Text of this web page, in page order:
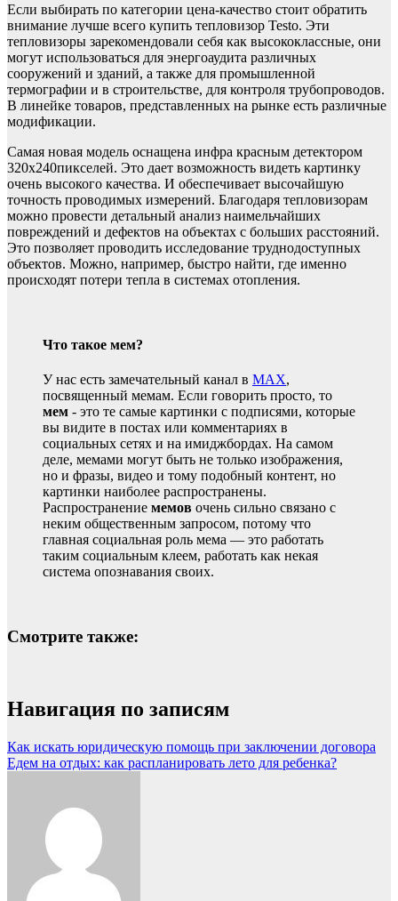
Если выбирать по категории цена-качество стоит обратить
внимание лучше всего купить тепловизор Testo. Эти
тепловизоры зарекомендовали себя как высококлассные, они
могут использоваться для энергоаудита различных
сооружений и зданий, а также для промышленной
термографии и в строительстве, для контроля трубопроводов.
В линейке товаров, представленных на рынке есть различные
модификации.
Самая новая модель оснащена инфра красным детектором
320х240пикселей. Это дает возможность видеть картинку
очень высокого качества. И обеспечивает высочайшую
точность проводимых измерений. Благодаря тепловизорам
можно провести детальный анализ наимельчайших
повреждений и дефектов на объектах с больших расстояний.
Это позволяет проводить исследование труднодоступных
объектов. Можно, например, быстро найти, где именно
происходят потери тепла в системах отопления.
Что такое мем?
У нас есть замечательный канал в MAX,
посвященный мемам. Если говорить просто, то
мем - это те самые картинки с подписями, которые
вы видите в постах или комментариях в
социальных сетях и на имиджбордах. На самом
деле, мемами могут быть не только изображения,
но и фразы, видео и тому подобный контент, но
картинки наиболее распространены.
Распространение мемов очень сильно связано с
неким общественным запросом, потому что
главная социальная роль мема — это работать
таким социальным клеем, работать как некая
система опознавания своих.
Смотрите также:
Навигация по записям
Как искать юридическую помощь при заключении договора
Едем на отдых: как распланировать лето для ребенка?